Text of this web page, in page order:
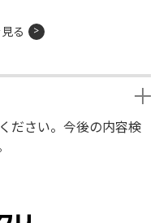
る
ださい。今後の内容検